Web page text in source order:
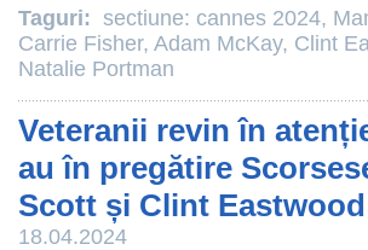
Taguri: sectiune: cannes 2024,
Carrie Fisher, Adam McKay, Clint
Natalie Portman
Veteranii revin în
au în pregătire
Scott și Clint Eastwood
18.04.2024